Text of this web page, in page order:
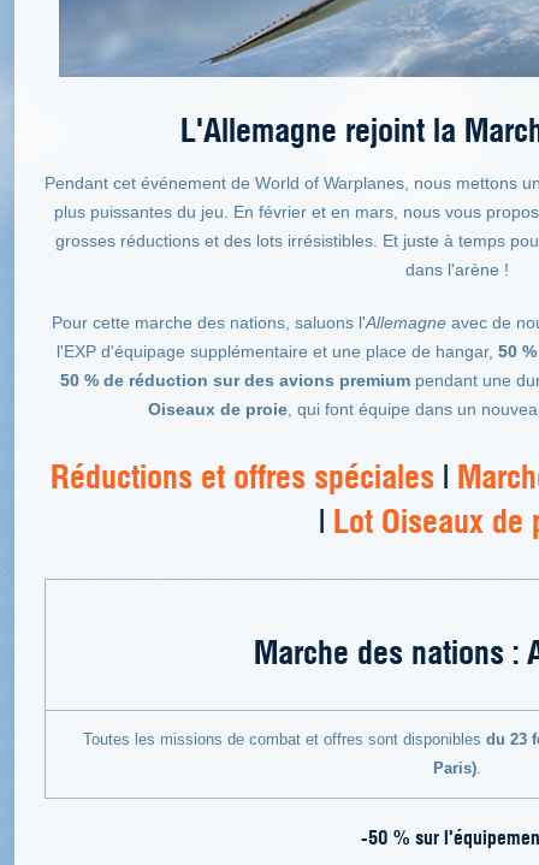
L'Allemagne rejoint la
Pendant cet événement de World of Warplanes, nous mettons
plus puissantes du jeu. En février et en mars, nous vous
grosses réductions et des lots irrésistibles. Et juste à temps
dans l'arène !
Pour cette marche des nations, saluons l'Allemagne avec de
l'EXP d'équipage supplémentaire et une place de hangar, 50
50 % de réduction sur des avions premiumpendant une
Oiseaux de proie , qui font équipe dans un
Réductions et offres spéciales |
| Lot Oiseaux de
Marche des nations :
Toutes les missions de combat et offres sont disponibles du 23
Paris)
-50 % sur